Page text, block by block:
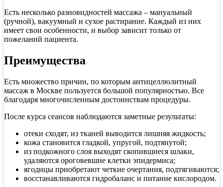
Есть несколько разновидностей массажа – мануальный
(ручной), вакуумный и сухое растирание. Каждый из них
имеет свои особенности, и выбор зависит только от
пожеланий пациента.
Преимущества
Есть множество причин, по которым антицеллюлитный
массаж в Москве пользуется большой популярностью. Все
благодаря многочисленным достоинствам процедуры.
После курса сеансов наблюдаются заметные результаты:
отеки сходят, из тканей выводится лишняя жидкость;
кожа становится гладкой, упругой, подтянутой;
из подкожного слоя выходят скопившиеся шлаки,
удаляются ороговевшие клетки эпидермиса;
ягодицы приобретают четкие очертания, подтягиваются;
восстанавливаются гидробаланс и питание кислородом.